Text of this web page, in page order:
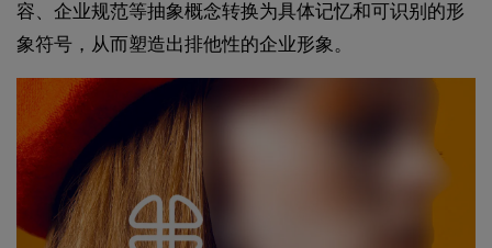
容、企业规范等抽象概念转换为具体记忆和可识别的形
象符号，从而塑造出排他性的企业形象。